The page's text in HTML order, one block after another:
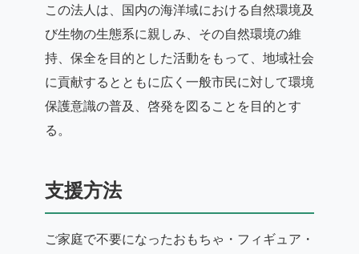
この法人は、国内の海洋域における自然環境及
び生物の生態系に親しみ、その自然環境の維
持、保全を目的とした活動をもって、地域社会
に貢献するとともに広く一般市民に対して環境
保護意識の普及、啓発を図ることを目的とす
る。
支援方法
ご家庭で不要になったおもちゃ・フィギュア・